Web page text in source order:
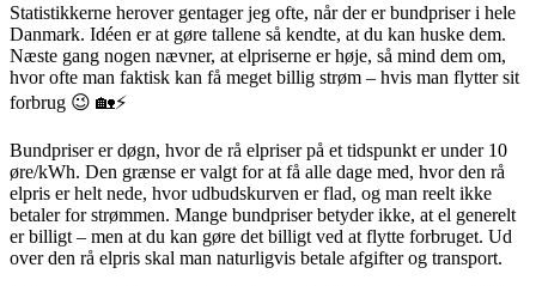
Statistikkerne herover gentager jeg ofte, når der er bundpriser i hele
Danmark. Idéen er at gøre tallene så kendte, at du kan huske dem.
Næste gang nogen nævner, at elpriserne er høje, så mind dem om,
hvor ofte man faktisk kan få meget billig strøm – hvis man flytter sit
forbrug 😉 🏡⚡
Bundpriser er døgn, hvor de rå elpriser på et tidspunkt er under 10
øre/kWh. Den grænse er valgt for at få alle dage med, hvor den rå
elpris er helt nede, hvor udbudskurven er flad, og man reelt ikke
betaler for strømmen. Mange bundpriser betyder ikke, at el generelt
er billigt – men at du kan gøre det billigt ved at flytte forbruget. Ud
over den rå elpris skal man naturligvis betale afgifter og transport.